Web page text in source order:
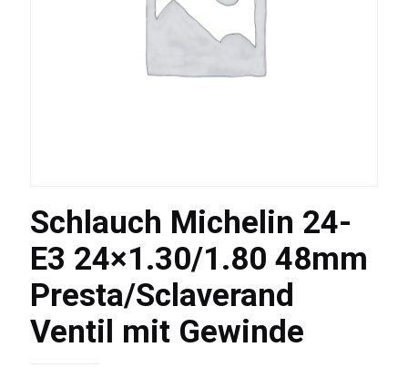
Schlauch Michelin 24-
E3 24×1.30/1.80 48mm
Presta/Sclaverand
Ventil mit Gewinde